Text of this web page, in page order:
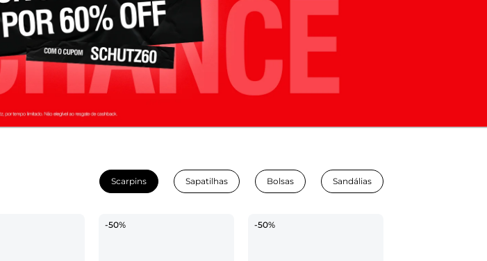
Scarpins Sapatilhas Bolsas Sandálias
-50% -50%